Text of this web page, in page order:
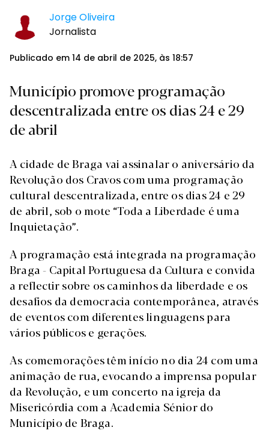
Jorge Oliveira
Jornalista
Publicado em 14 de abril de 2025, às 18:57
Município promove programação
descentralizada entre os dias 24 e 29
de abril
A cidade de Braga vai assinalar o aniversário da
Revolução dos Cravos com uma programação
cultural descentralizada, entre os dias 24 e 29
de abril, sob o mote “Toda a Liberdade é uma
Inquietação”.
A programação está integrada na programação
Braga - Capital Portuguesa da Cultura e convida
a reflectir sobre os caminhos da liberdade e os
desafios da democracia contemporânea, através
de eventos com diferentes linguagens para
vários públicos e gerações.
As comemorações têm início no dia 24 com uma
animação de rua, evocando a imprensa popular
da Revolução, e um concerto na igreja da
Misericórdia com a Academia Sénior do
Município de Braga.